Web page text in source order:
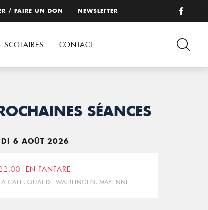
/ FAIRE UN DON NEWSLETTER
SCOLAIRES CONTACT
SÉANCES
6 AOÛT 2026
EN FANFARE
CALE, QUAI DE WAIBLINGEN, MAYENNE